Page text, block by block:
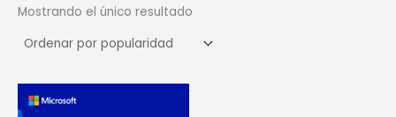
Mostrando el único resultado